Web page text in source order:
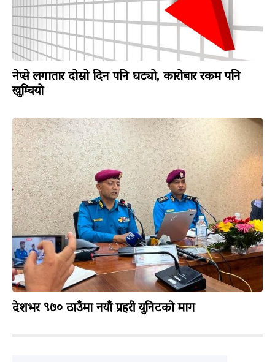
नेप्से लगातार दोस्रो दिन पनि घट्यो, कारोबार रकम पनि
खुम्चियो
देशभर ९७० ठाउँमा नयाँ प्रहरी युनिटको माग